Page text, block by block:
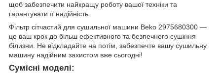
щоб забезпечити найкращу роботу вашої техніки та
гарантувати її надійність.
Фільтр сітчастий для сушильної машини Beko 2975680300 —
це ваш крок до більш ефективного та безпечного сушіння
білизни. Не відкладайте на потім, забезпечте вашу сушильну
машину надійним захистом вже сьогодні!
Сумісні моделі: